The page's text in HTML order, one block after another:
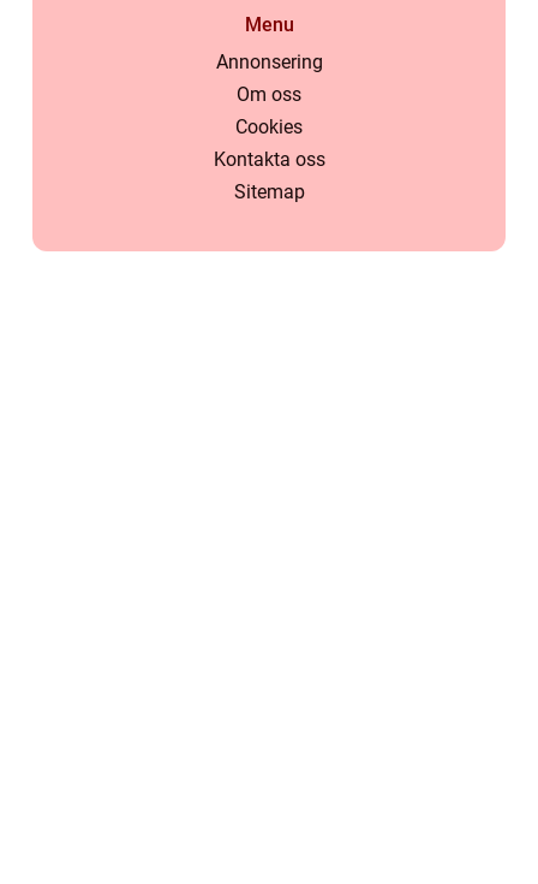
Menu
Annonsering
Om oss
Cookies
Kontakta oss
Sitemap